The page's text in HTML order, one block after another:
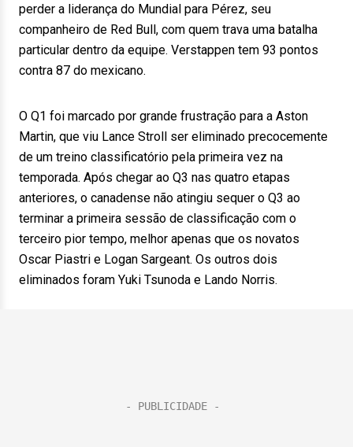
perder a liderança do Mundial para Pérez, seu
companheiro de Red Bull, com quem trava uma batalha
particular dentro da equipe. Verstappen tem 93 pontos
contra 87 do mexicano.
O Q1 foi marcado por grande frustração para a Aston
Martin, que viu Lance Stroll ser eliminado precocemente
de um treino classificatório pela primeira vez na
temporada. Após chegar ao Q3 nas quatro etapas
anteriores, o canadense não atingiu sequer o Q3 ao
terminar a primeira sessão de classificação com o
terceiro pior tempo, melhor apenas que os novatos
Oscar Piastri e Logan Sargeant. Os outros dois
eliminados foram Yuki Tsunoda e Lando Norris.